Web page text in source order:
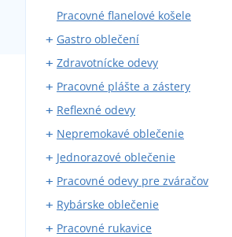
Zateplené montérky
Zateplené
Pracovné flanelové košele
Gastro oblečení
Pracovné nohavice
Zástery
Plášte
Košele a blúzy
Kuchárske rondóny
Kuchárske čiapky
Vesty a mikiny
Kravaty
Zdravotnícke odevy
Zdravotnícke blúzy a košele
Zdravotnícke plášte
Zdravotnícke nohavice
Zdravotnícke vesty a mikiny
Pracovné plášte a zástery
Kováčske zástery
Zváračské zástery
Reflexné odevy
Reflexné vesty
Reflexné bundy
Reflexné tričká
Reflexné mikiny
Reflexné nohavice
Nepremokavé oblečenie
Pláštenky
Nepremokavé kombinézy
Nepremokavé blúzy
Nepremokavé nohavice
Jednorazové oblečenie
Jednorazové čiapky
Jednorazové kombinézy
Rúška
Pracovné odevy pre zváračov
Zváračské rukavice
Zváračské blúzy
Rybárske oblečenie
Rybárske čižmy
Pracovné rukavice